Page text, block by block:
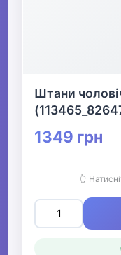
Штани
1349 грн
👆